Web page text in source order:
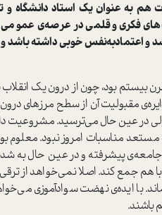
هم به عنوان یک استاد دانشگاه و
فکری و قلمی در عرصه‌ی
و اعتماد‌به‌نفس خوبی داشته باشد
بود، چون از درون یک انقلاب
مقبولیت آن از سطح مرزهای
ولی در عین حال می‌ترسید. مشروعیت
مستعد مناسبات امروز نبود. معلوم
پیشرفته و در عین حال به
هم جمع کند. اصلا نمی‌خواهد از
با ایده‌ی نهضت سوادآموزی
باشند.